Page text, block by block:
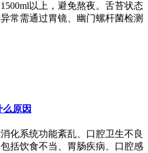
以上，避免熬夜。舌苔状态
常需通过胃镜、幽门螺杆菌检测
原因
化系统功能紊乱、口腔卫生不良
括饮食不当、胃肠疾病、口腔感